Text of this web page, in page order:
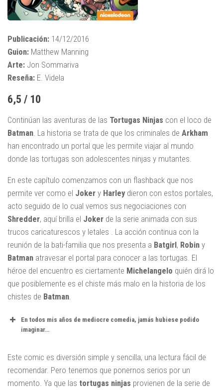
Publicación: 14/12/2016
Guion: Matthew Manning
Arte: Jon Sommariva
Reseña: E. Videla
6,5 / 10
Continúan las aventuras de las Tortugas Ninjas con el loco de
Batman. La historia se trata de que los criminales de Arkham
han encontrado un portal que les permite viajar al mundo
donde las tortugas son adolescentes ninjas y mutantes.
En este capítulo comenzamos con un flashback que nos
permite ver como el Joker y Harley dieron con estos portales,
acto seguido de lo cual vemos sus negociaciones con
Shredder, aquí brilla el Joker de la serie animada con sus
trucos caricaturescos y letales . La acción continua con la
reunión de la bati-familia que nos presenta a Batgirl, Robin y
Batman atravesar el portal para conocer a las tortugas. El
héroe del encuentro es ciertamente Michelangelo quién dirá lo
que posiblemente es el chiste más malo en la historia de los
chistes de Batman.
En todos mis años de mediocre comedia, jamás hubiese podido
imaginar…
Este comic es diversión simple y sencilla, una lectura fácil de
recomendar. Pero tenemos que ponernos serios por un
momento. Ya que las tortugas ninjas provienen de la serie de